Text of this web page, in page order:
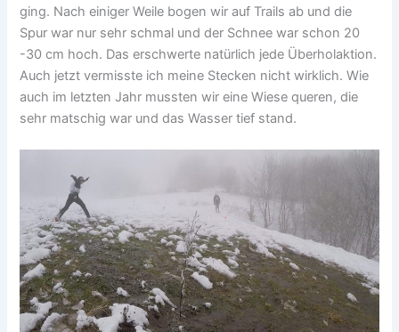
ging. Nach einiger Weile bogen wir auf Trails ab und die
Spur war nur sehr schmal und der Schnee war schon 20
-30 cm hoch. Das erschwerte natürlich jede Überholaktion.
Auch jetzt vermisste ich meine Stecken nicht wirklich. Wie
auch im letzten Jahr mussten wir eine Wiese queren, die
sehr matschig war und das Wasser tief stand.